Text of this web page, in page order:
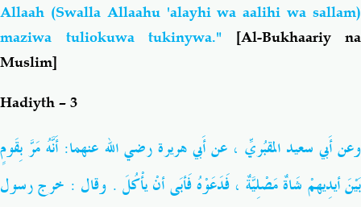
Allaah (Swalla Allaahu 'alayhi wa aalihi wa sallam)
maziwa tuliokuwa tukinywa." [Al-Bukhaariy na
Muslim]
Hadiyth – 3
وعن أَبي سعيد المقبُريِّ ، عن أَبي هريرةرضي الله عنهما: أَنَّهُ مَرَّ بِقَومٍ
بَيْنَ أيدِيهمْ شَاةٌ مَصْلِيَّةٌ ، فَدَعَوْهُ فَأبَى أنْ يأْكُلَ . وقال : خرج رسول